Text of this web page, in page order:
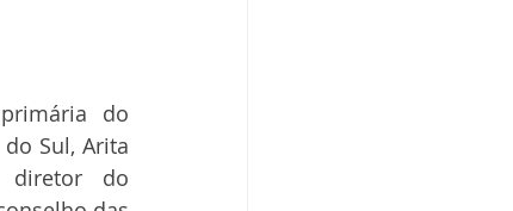
do
Sul, Arita
diretor do